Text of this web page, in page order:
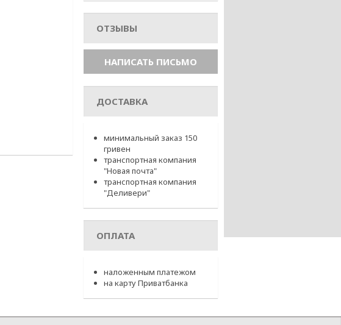
ОТЗЫВЫ
ДОСТАВКА
минимальный заказ 150
гривен
транспортная компания
"Новая почта"
транспортная компания
"Деливери"
ОПЛАТА
наложенным платежом
на карту Приватбанка